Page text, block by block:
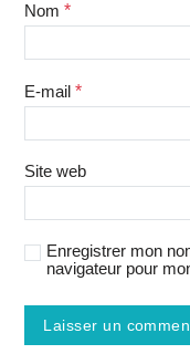
Nom *
E-mail *
Site web
Enregistrer mon
navigateur pour